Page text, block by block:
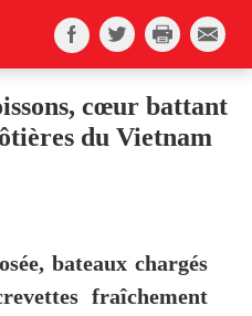
cœur battant
du Vietnam
bateaux chargés
fraîchement